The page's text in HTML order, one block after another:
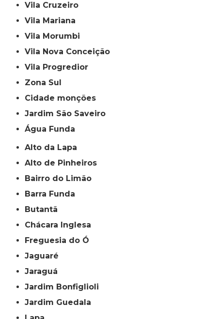
Vila Cruzeiro
Vila Mariana
Vila Morumbi
Vila Nova Conceição
Vila Progredior
Zona Sul
cidade monções
jardim São Saveiro
Água Funda
Alto da Lapa
Alto de Pinheiros
Bairro do Limão
Barra Funda
Butantã
Chácara Inglesa
Freguesia do Ó
Jaguaré
Jaraguá
Jardim Bonfiglioli
Jardim Guedala